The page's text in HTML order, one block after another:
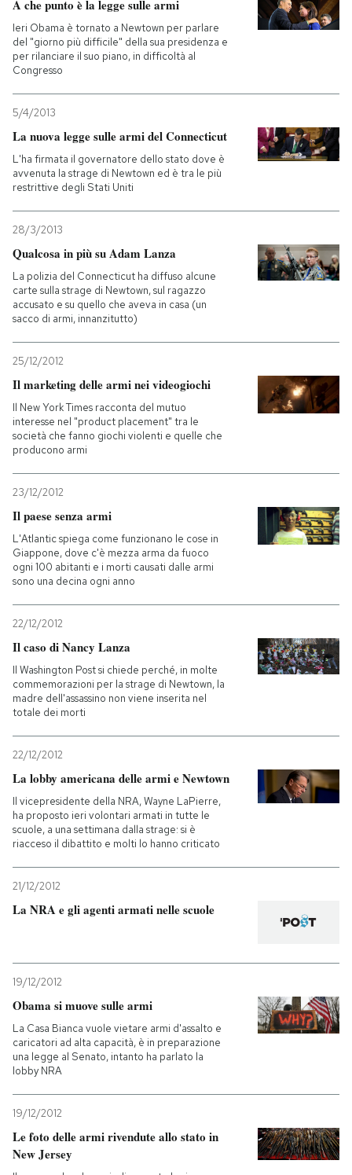
CALENDARIO
AREA PERSONALE
A che punto è la legge sulle armi
Ieri Obama è tornato a Newtown per parlare
del "giorno più difficile" della sua presidenza e
per rilanciare il suo piano, in difficoltà al
Congresso
5/4/2013
La nuova legge sulle armi del Connecticut
L'ha firmata il governatore dello stato dove è
avvenuta la strage di Newtown ed è tra le più
restrittive degli Stati Uniti
28/3/2013
Qualcosa in più su Adam Lanza
La polizia del Connecticut ha diffuso alcune
carte sulla strage di Newtown, sul ragazzo
accusato e su quello che aveva in casa (un
sacco di armi, innanzitutto)
25/12/2012
Il marketing delle armi nei videogiochi
Il New York Times racconta del mutuo
interesse nel "product placement" tra le
società che fanno giochi violenti e quelle che
producono armi
23/12/2012
Il paese senza armi
L'Atlantic spiega come funzionano le cose in
Giappone, dove c'è mezza arma da fuoco
ogni 100 abitanti e i morti causati dalle armi
sono una decina ogni anno
22/12/2012
Il caso di Nancy Lanza
Il Washington Post si chiede perché, in molte
commemorazioni per la strage di Newtown, la
madre dell'assassino non viene inserita nel
totale dei morti
22/12/2012
La lobby americana delle armi e Newtown
Il vicepresidente della NRA, Wayne LaPierre,
ha proposto ieri volontari armati in tutte le
scuole, a una settimana dalla strage: si è
riacceso il dibattito e molti lo hanno criticato
21/12/2012
La NRA e gli agenti armati nelle scuole
19/12/2012
Obama si muove sulle armi
La Casa Bianca vuole vietare armi d'assalto e
caricatori ad alta capacità, è in preparazione
una legge al Senato, intanto ha parlato la
lobby NRA
19/12/2012
Le foto delle armi rivendute allo stato in
New Jersey